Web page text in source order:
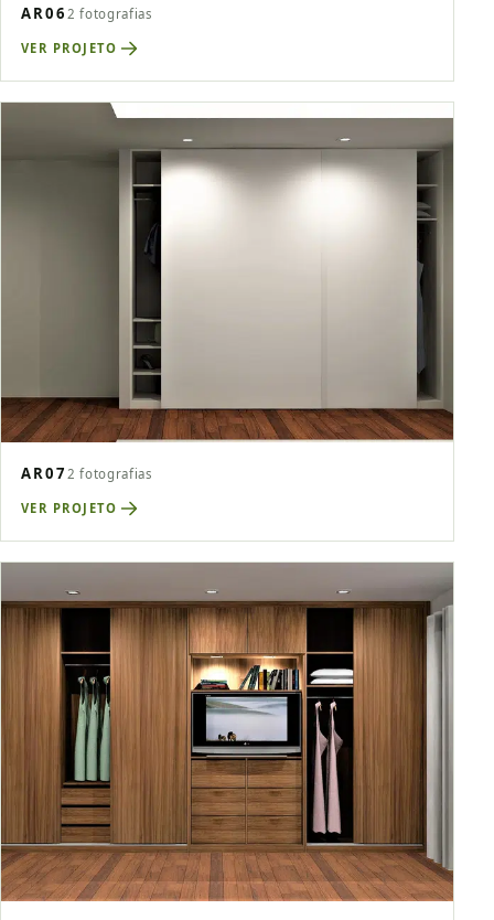
AR06 2 fotografias
VER PROJETO
AR07 2 fotografias
VER PROJETO